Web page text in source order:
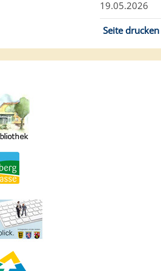
19.05.2026
Seite drucken